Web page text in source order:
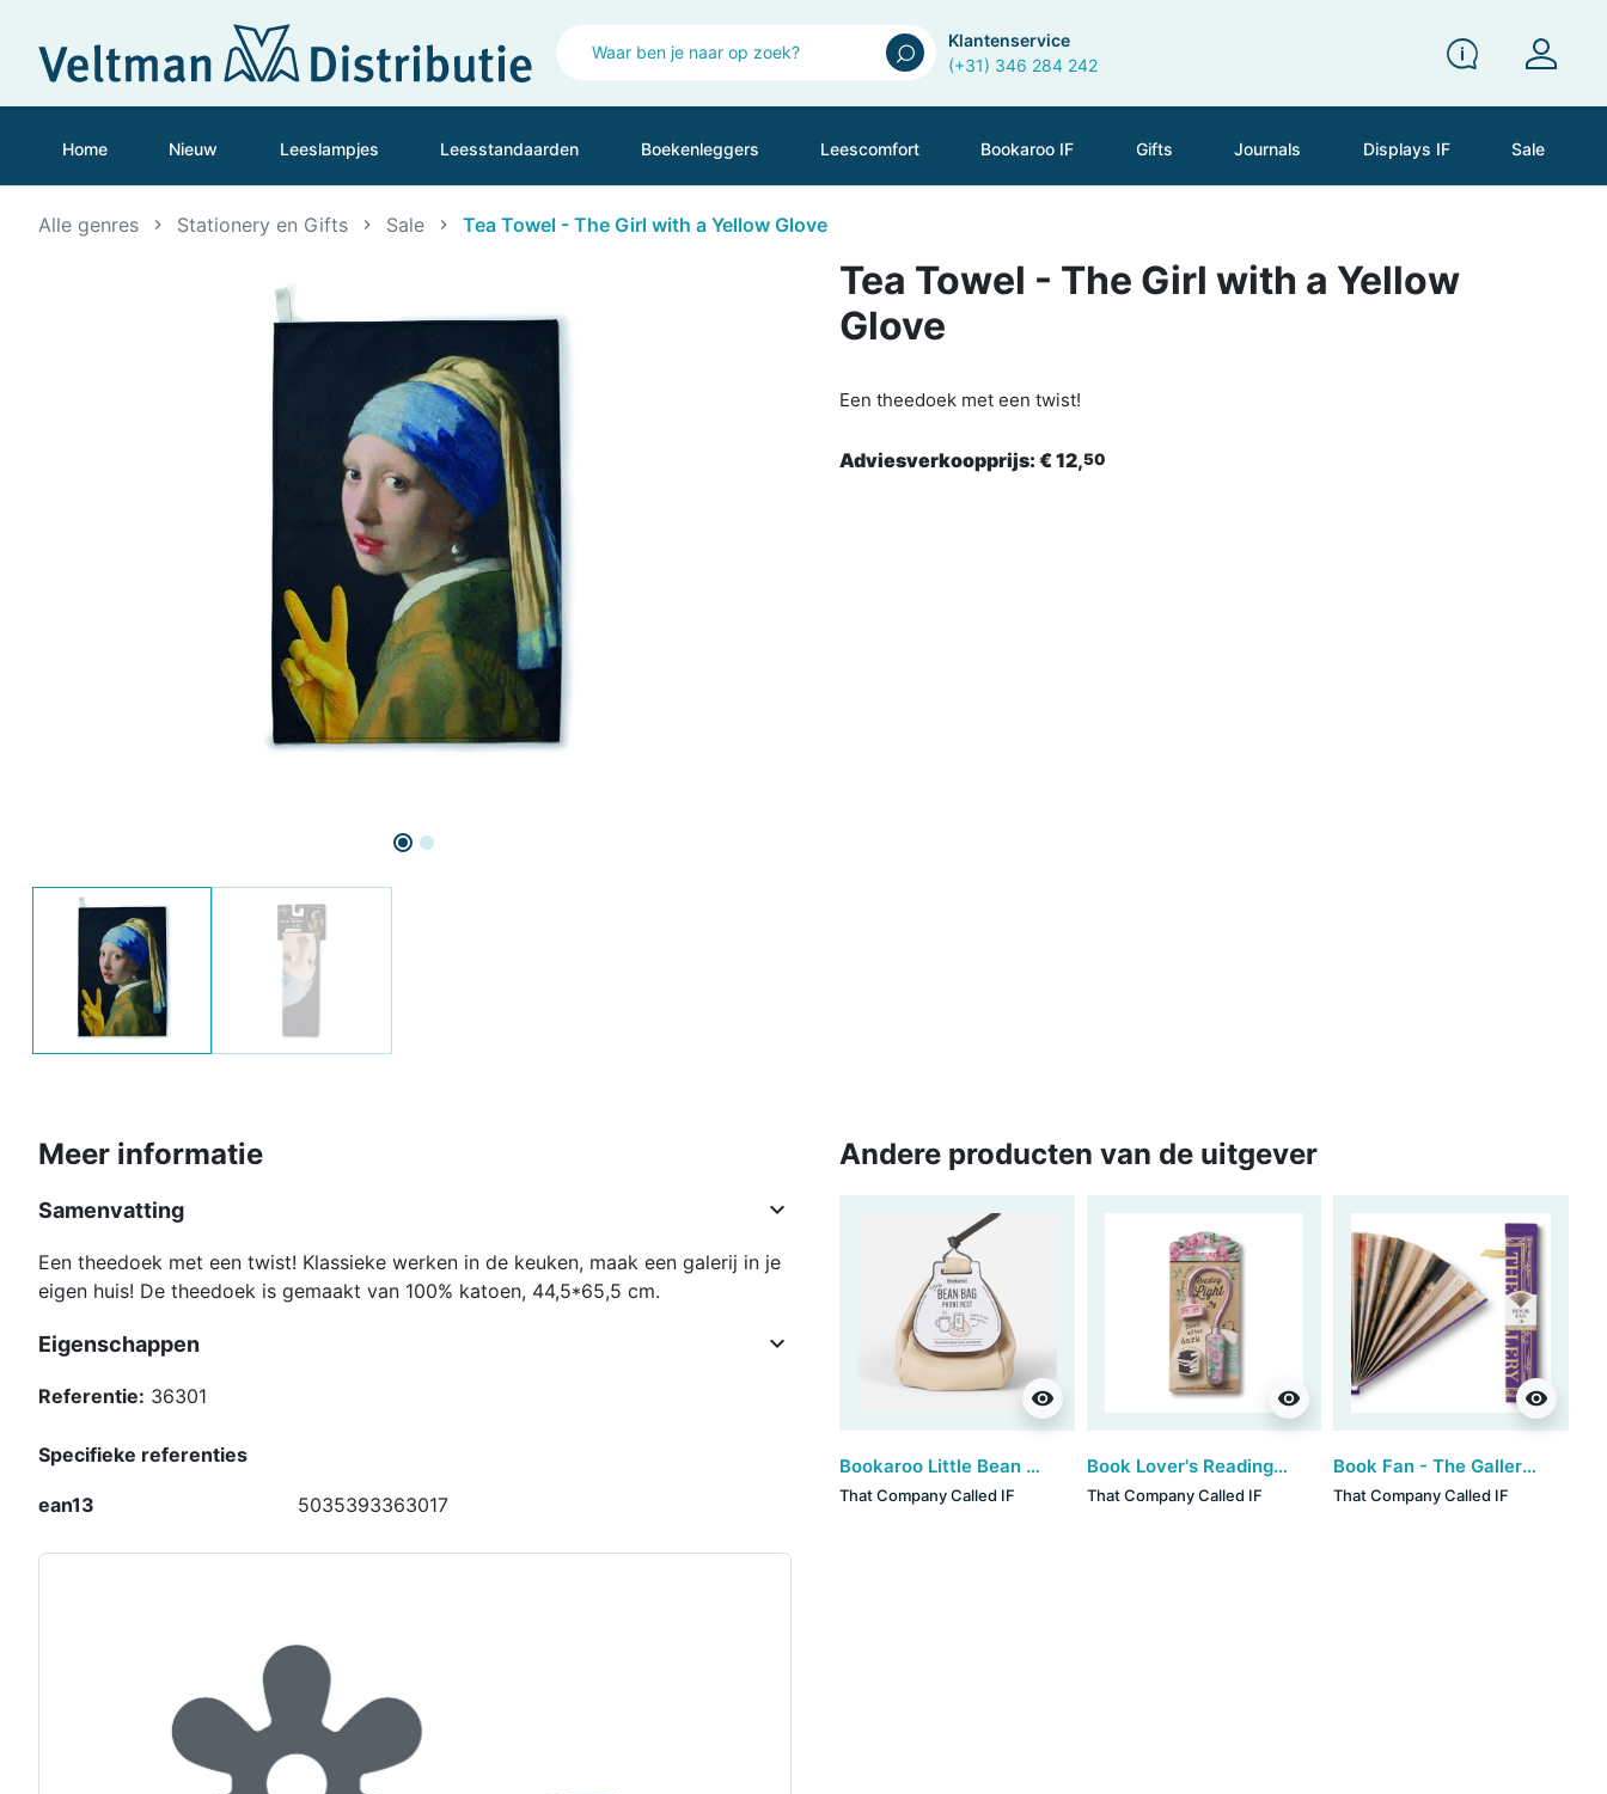
Klantenservice
(+31) 346 284 242
Home Nieuw Leeslampjes Leesstandaarden Boekenleggers Leescomfort Bookaroo IF Gifts Journals Displays IF Sale
Alle genres Stationery en Gifts Sale Tea Towel - The Girl with a Yellow Glove
Tea Towel - The Girl with a Yellow
Glove
Een theedoek met een twist!
Adviesverkoopprijs: € 12,50
Meer informatie
Samenvatting 
Een theedoek met een twist! Klassieke werken in de keuken, maak een galerij in je
eigen huis! De theedoek is gemaakt van 100% katoen, 44,5*65,5 cm.
Eigenschappen 
Referentie: 36301
Specifieke referenties
ean13 5035393363017
Andere producten van de uitgever
visibility
Bookaroo Little Bean Bag Phone Rest - Cream
That Company Called IF
visibility
Book Lover's Reading Light - Floral
That Company Called IF
visibility
Book Fan - The Gallery Purple (set van 3)
That Company Called IF